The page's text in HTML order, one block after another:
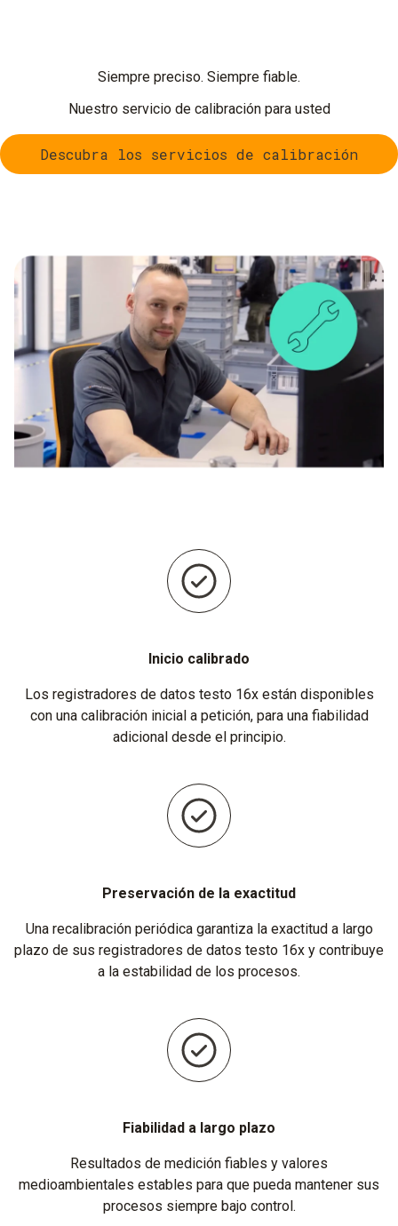
Siempre preciso. Siempre fiable.
Nuestro servicio de calibración para usted
Descubra los servicios de calibración
Inicio calibrado
Los registradores de datos testo 16x están disponibles
con una calibración inicial a petición, para una fiabilidad
adicional desde el principio.
Preservación de la exactitud
Una recalibración periódica garantiza la exactitud a largo
plazo de sus registradores de datos testo 16x y contribuye
a la estabilidad de los procesos.
Fiabilidad a largo plazo
Resultados de medición fiables y valores
medioambientales estables para que pueda mantener sus
procesos siempre bajo control.